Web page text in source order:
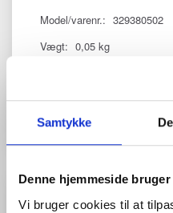
Samtykke
Denne hjemmeside
Vi bruger cookies til at
Model/varenr.: 329380502
Vægt: 0,05 kg
PASSER GODT